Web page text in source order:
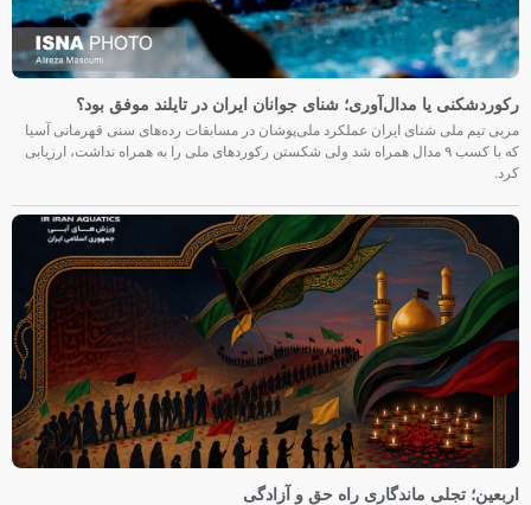
رکوردشکنی یا مدال‌آوری؛ شنای جوانان ایران در تایلند موفق بود؟
مربی تیم ملی شنای ایران عملکرد ملی‌پوشان در مسابقات رده‌های سنی قهرمانی آسیا
که با کسب ۹ مدال همراه شد ولی شکستن رکوردهای ملی را به همراه نداشت، ارزیابی
کرد.
اربعین؛ تجلی ماندگاری راه حق و آزادگی